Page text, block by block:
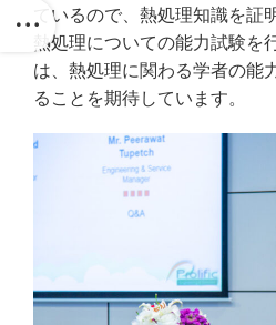
ているので、熱処理知識を証
熱処理についての能力試験
は、熱処理に関わる学者の能
ることを期待しています。